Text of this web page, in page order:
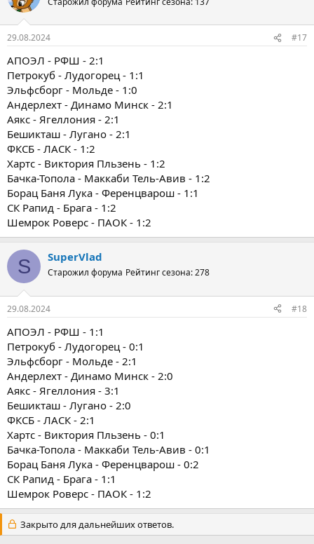
29.08.2024 #17
АПОЭЛ - РФШ - 2:1
Петрокуб - Лудогорец - 1:1
Эльфсборг - Мольде - 1:0
Андерлехт - Динамо Минск - 2:1
Аякс - Ягеллония - 2:1
Бешикташ - Лугано - 2:1
ФКСБ - ЛАСК - 1:2
Хартс - Виктория Пльзень - 1:2
Бачка-Топола - Маккаби Тель-Авив - 1:2
Борац Баня Лука - Ференцварош - 1:1
СК Рапид - Брага - 1:2
Шемрок Роверс - ПАОК - 1:2
S SuperVlad
Старожил форума Рейтинг сезона: 278
29.08.2024 #18
АПОЭЛ - РФШ - 1:1
Петрокуб - Лудогорец - 0:1
Эльфсборг - Мольде - 2:1
Андерлехт - Динамо Минск - 2:0
Аякс - Ягеллония - 3:1
Бешикташ - Лугано - 2:0
ФКСБ - ЛАСК - 2:1
Хартс - Виктория Пльзень - 0:1
Бачка-Топола - Маккаби Тель-Авив - 0:1
Борац Баня Лука - Ференцварош - 0:2
СК Рапид - Брага - 1:1
Шемрок Роверс - ПАОК - 1:2
Закрыто для дальнейших ответов.